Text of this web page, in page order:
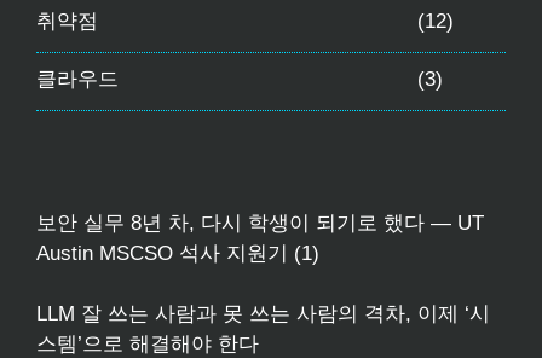
취약점 (12)
클라우드 (3)
보안 실무 8년 차, 다시 학생이 되기로 했다 — UT
Austin MSCSO 석사 지원기 (1)
LLM 잘 쓰는 사람과 못 쓰는 사람의 격차, 이제 ‘시
스템’으로 해결해야 한다